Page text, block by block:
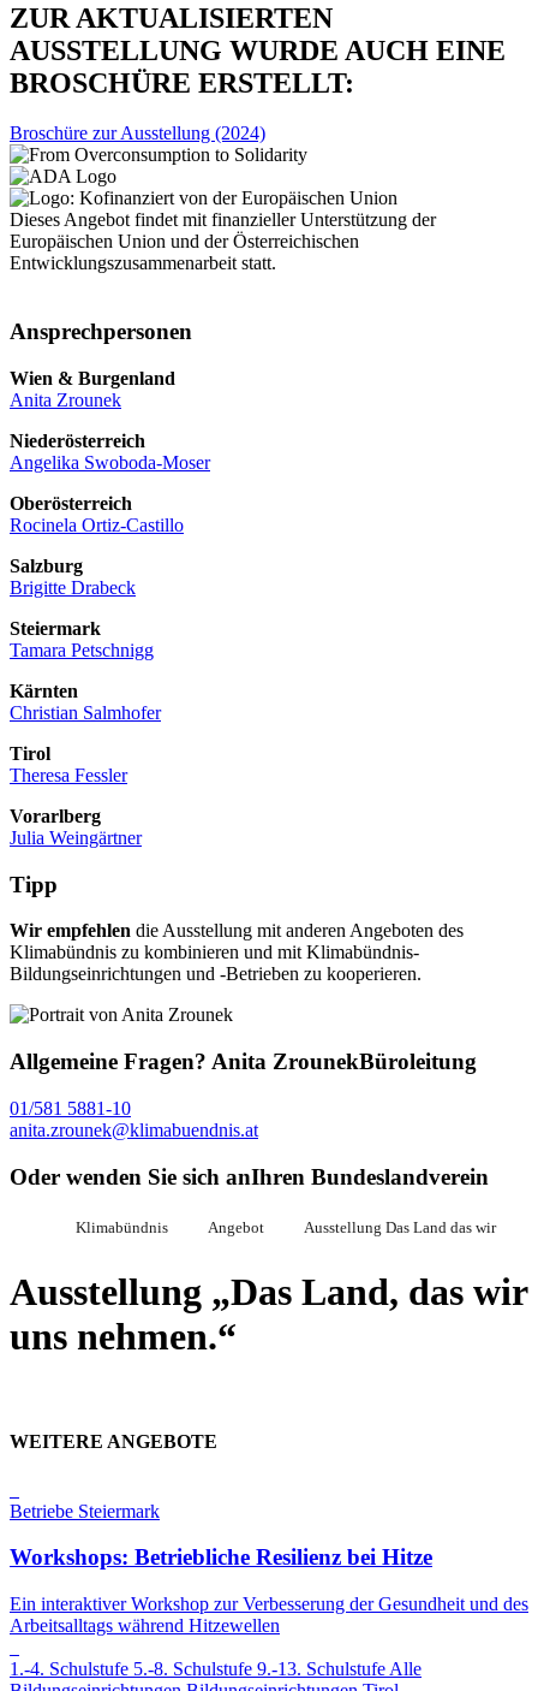
ZUR AKTUALISIERTEN
AUSSTELLUNG WURDE AUCH EINE
BROSCHÜRE ERSTELLT:
Broschüre zur Ausstellung (2024)
Dieses Angebot findet mit finanzieller Unterstützung der
Europäischen Union und der Österreichischen
Entwicklungszusammenarbeit statt.
Ansprechpersonen
Wien & Burgenland
Anita Zrounek
Niederösterreich
Angelika Swoboda-Moser
Oberösterreich
Rocinela Ortiz-Castillo
Salzburg
Brigitte Drabeck
Steiermark
Tamara Petschnigg
Kärnten
Christian Salmhofer
Tirol
Theresa Fessler
Vorarlberg
Julia Weingärtner
Tipp
Wir empfehlen die Ausstellung mit anderen Angeboten des
Klimabündnis zu kombinieren und mit Klimabündnis-
Bildungseinrichtungen und -Betrieben zu kooperieren.
Allgemeine Fragen? Anita ZrounekBüroleitung
01/581 5881-10
anita.zrounek@klimabuendnis.at
Oder wenden Sie sich anIhren Bundeslandverein
Klimabündnis Angebot Ausstellung Das Land das wir
Ausstellung „Das Land, das wir
uns nehmen.“
WEITERE ANGEBOTE
Betriebe Steiermark
Workshops: Betriebliche Resilienz bei Hitze
Ein interaktiver Workshop zur Verbesserung der Gesundheit und des
Arbeitsalltags während Hitzewellen
1.-4. Schulstufe 5.-8. Schulstufe 9.-13. Schulstufe Alle